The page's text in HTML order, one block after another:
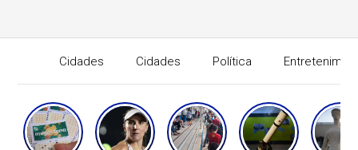
Cidades Cidades Política